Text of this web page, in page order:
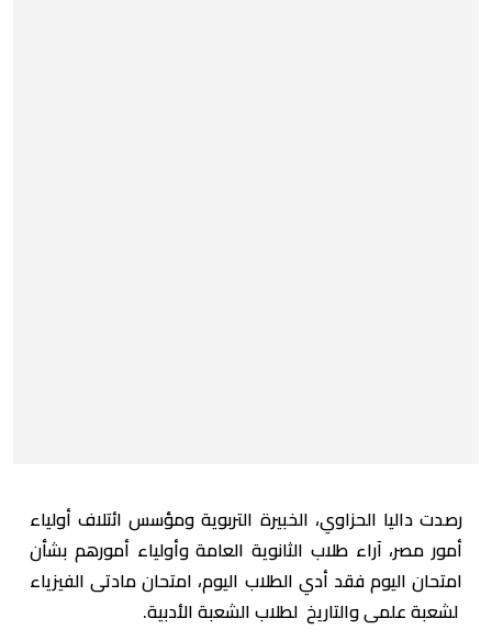
رصدت داليا الحزاوي، الخبيرة التربوية ومؤسس ائتلاف أولياء
أمور مصر، آراء طلاب الثانوية العامة وأولياء أمورهم بشأن
امتحان اليوم فقد أدي الطلاب اليوم، امتحان مادتى الفيزياء
لشعبة علمى والتاريخ لطلاب الشعبة الأدبية.